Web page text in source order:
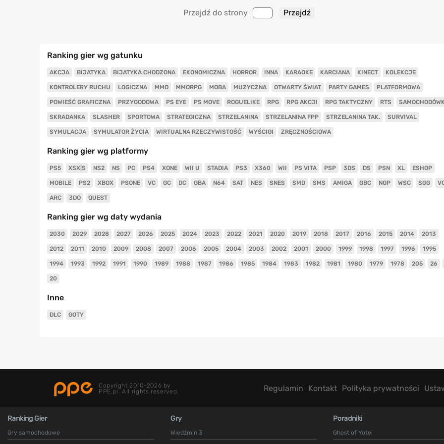
Przejdź do strony
Ranking gier wg gatunku
AKCJA BIJATYKA BIJATYKA CHODZONA EKONOMICZNA HORROR INNA KARAOKE KARCIANA KINECT KOLEKCJE
KONTROLERY RUCHU LOGICZNA MMO MMORPG MOBA MUZYCZNA OTWARTY ŚWIAT PARTY GAMES PLATFORMOWA
POWIEŚĆ GRAFICZNA PRZYGODOWA PS EYE PS MOVE ROGUELIKE RPG RPG AKCJI RPG TAKTYCZNY RTS
SKRADANKA SLASHER SPORTOWA STRATEGICZNA STRZELANINA STRZELANINA FPP STRZELANINA TAK. SURVIVAL
SYMULACJA SYMULATOR ŻYCIA WIRTUALNA RZECZYWISTOŚĆ WYŚCIGI ZRĘCZNOŚCIOWA
Ranking gier wg platformy
PS5 XSX|S NS2 NS PC PS4 XONE WII U STADIA PS3 X360 WII PS VITA PSP 3DS DS PSN XL ESHOP
MOBILE PS2 XBOX PSONE VC GC DC GBA N64 SAT NES SNES SMD SMS AMIGA GBC NGP WSC SGG
ARC 3DO QUEST
Ranking gier wg daty wydania
2030 2029 2028 2027 2026 2025 2024 2023 2022 2021 2020 2019 2018 2017 2016 2015 2014 2013
2012 2011 2010 2009 2008 2007 2006 2005 2004 2003 2002 2001 2000 1999 1998 1997 1996 1995
1994 1993 1992 1991 1990 1989 1988 1987 1986 1985 1984 1983 1982 1981 1980 1979 1978 205 26
20
Inne
DLC GOTY
Copyright 2010-2026 by
PPE.pl. All rights reserved.
Regulamin Kontakt Polityka prywatności
Ranking Gier
Gry samochodowe
Gry
Wiedźmin 3
Poradniki
Ghost of Yotei